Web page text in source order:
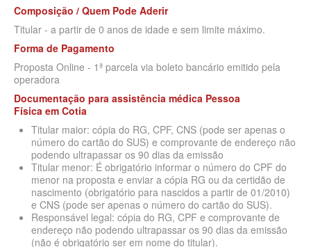
SOMPO PLANO DE SAÚDE EMPRESARIAL
TOTAL MEDCARE PLANO DE SAÚDE EMPRESARIAL
TRASMONTANO PLANO DE SAÚDE EMPRESARIAL
UNIMED CENTRAL PLANO DE SAÚDE EMPRESARIAL
UNIMED GUARULHOS PLANO DE SAÚDE EMPRESARIAL
ÚNICA PLANO DE SAÚDE EMPRESARIAL
CUIDAR ME PLANO DE SAÚDE INDIVIDUAL
CRUZ AZUL PLANO DE SAÚDE INDIVIDUAL
GARANTIA GS PLANO INDIVIDUAL
GNDI PLANO DE SAÚDE INDIVIDUAL
KIPP PLANO DE SAÚDE INDIVIDUAL
MEDICAL HEALTH PLANO DE SAÚDE INDIVIDUAL
MED TOUR PLANO DE SAÚDE INDIVIDUAL
PLENA PLANO DE SAÚDE INDIVIDUAL
Composição / Quem Pode Aderir
Titular - a partir de 0 anos de idade e sem limite máximo.
Forma de Pagamento
Proposta Online - 1ª parcela via boleto bancário emitido pela
operadora
Documentação para assistência médica Pessoa
Física em Cotia
Titular maior: cópia do RG, CPF, CNS (pode ser apenas o
número do cartão do SUS) e comprovante de endereço não
podendo ultrapassar os 90 dias da emissão
Titular menor: É obrigatório informar o número do CPF do
menor na proposta e enviar a cópia RG ou da certidão de
nascimento (obrigatório para nascidos a partir de 01/2010)
e CNS (pode ser apenas o número do cartão do SUS).
Responsável legal: cópia do RG, CPF e comprovante de
endereço não podendo ultrapassar os 90 dias da emissão
(não é obrigatório ser em nome do titular).